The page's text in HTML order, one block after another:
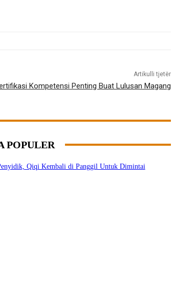
Artikulli tjetër
Kompetensi Penting Buat Lulusan Magang
POPULER
Qiqi Kembali di Panggil Untuk Dimintai